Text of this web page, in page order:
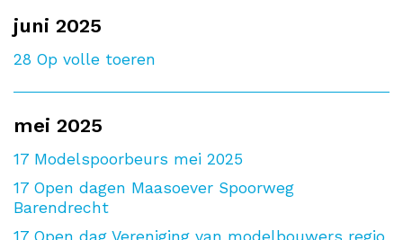
juni 2025
28 Op volle toeren
mei 2025
17 Modelspoorbeurs mei 2025
17 Open dagen Maasoever Spoorweg
Barendrecht
17 Open dag Vereniging van modelbouwers regio